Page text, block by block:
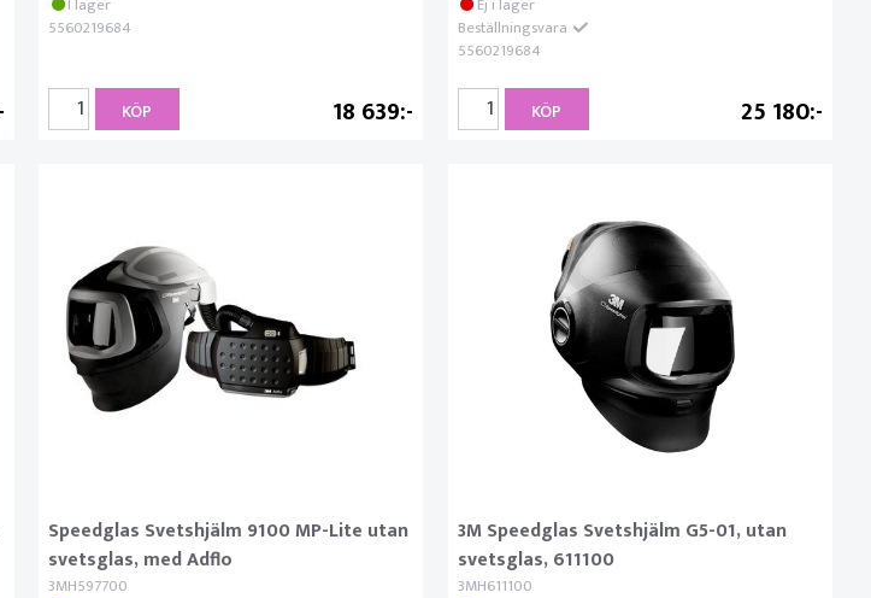
5560219684
18 639
KÖP
Beställningsvara
5560219684
25 180
KÖP
Speedglas Svetshjälm 9100 MP-Lite utan
svetsglas, med Adflo
3MH597700
3M Speedglas Svetshjälm G5-01, utan
svetsglas, 611100
3MH611100